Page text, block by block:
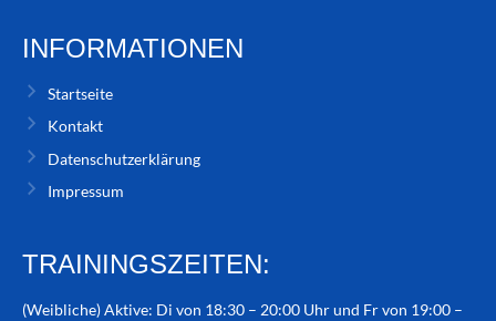
INFORMATIONEN
Startseite
Kontakt
Datenschutzerklärung
Impressum
TRAININGSZEITEN:
(Weibliche) Aktive: Di von 18:30 – 20:00 Uhr und Fr von 19:00 –